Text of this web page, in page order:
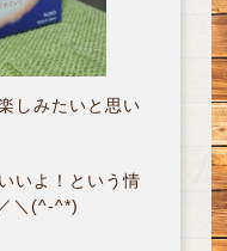
しみたいと思い
いよ！という情
＼(^-^*)